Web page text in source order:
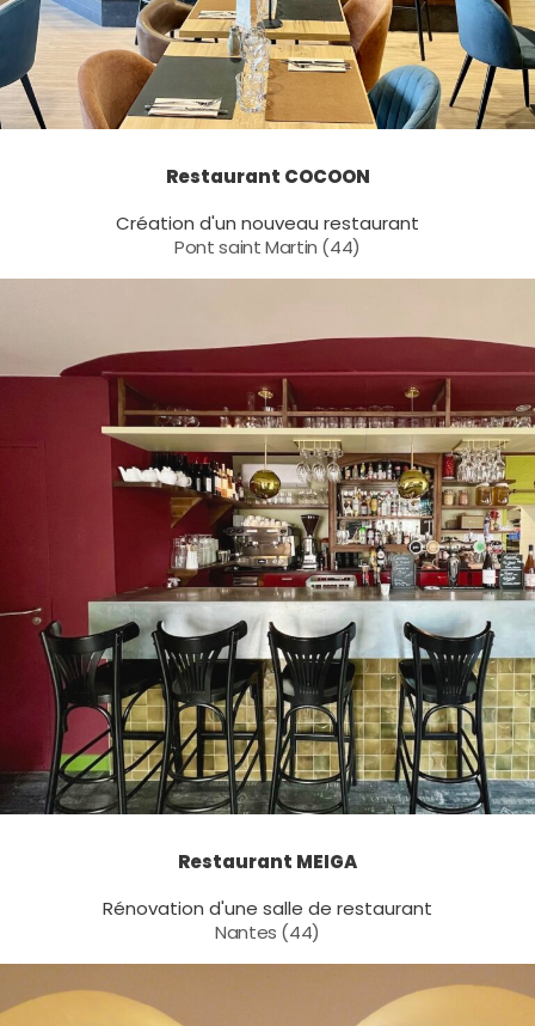
Restaurant COCOON
Pont saint Martin (44)
Création d'un nouveau restaurant
Nantes (44)
Restaurant MEIGA
Rénovation d'une salle de restaurant